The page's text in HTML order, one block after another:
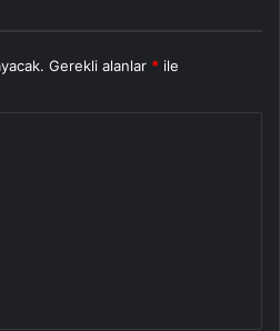
Gerekli alanlar * ile